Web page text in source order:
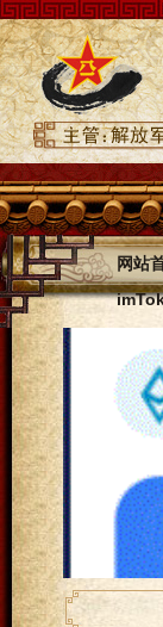
网站